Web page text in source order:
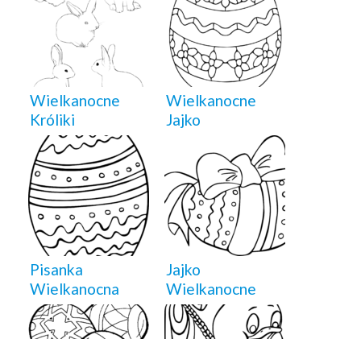
Wielkanocne
Króliki
Wielkanocne
Jajko
Pisanka
Wielkanocna
Jajko
Wielkanocne